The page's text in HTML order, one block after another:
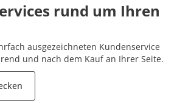
rund um Ihren
ausgezeichneten Kundenservice
und nach dem Kauf an Ihrer Seite.